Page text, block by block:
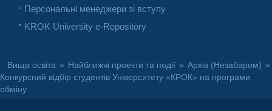
Персональні менеджери зі вступу
KROK University e-Repository
Вища освіта » Найближчі проекти та події » Архів (Незабаром) »
Конкурсний відбір студентів Університету «КРОК» на програми
обміну